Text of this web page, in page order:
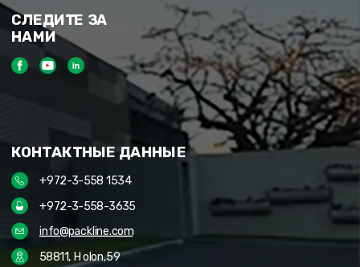
СЛЕДИТЕ ЗА
НАМИ
КОНТАКТНЫЕ ДАННЫЕ
+972-3-558 1534
+972-3-558-3635
info@packline.com
58811, Holon,59